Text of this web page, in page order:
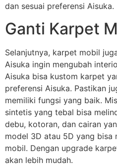
dan sesuai preferensi Aisuka.
Ganti Karpet
Selanjutnya, karpet mobil
Aisuka ingin mengubah
Aisuka bisa kustom karpet
preferensi Aisuka. Pastikan
memiliki fungsi yang baik.
sintetis yang tebal bisa
debu, kotoran, dan cairan
model 3D atau 5D yang bisa
mobil. Dengan upgrade
akan lebih mudah.